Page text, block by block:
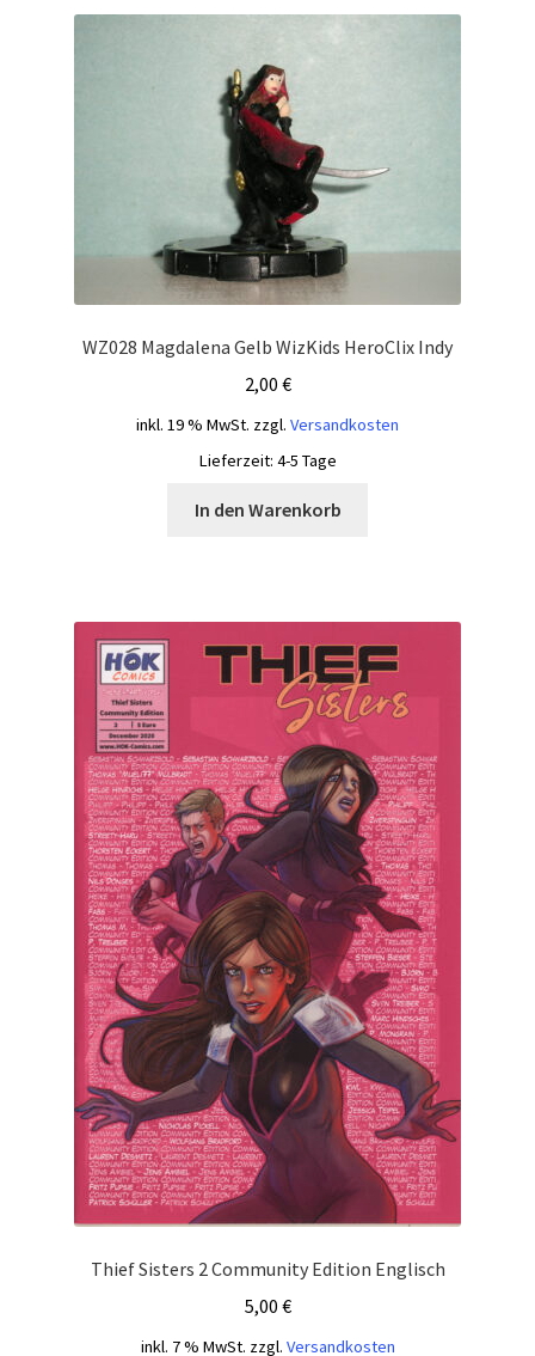
WZ028 Magdalena Gelb WizKids HeroClix Indy
2,00 €
inkl. 19 % MwSt. zzgl. Versandkosten
Lieferzeit: 4-5 Tage
In den Warenkorb
Thief Sisters 2 Community Edition Englisch
5,00 €
inkl. 7 % MwSt. zzgl. Versandkosten